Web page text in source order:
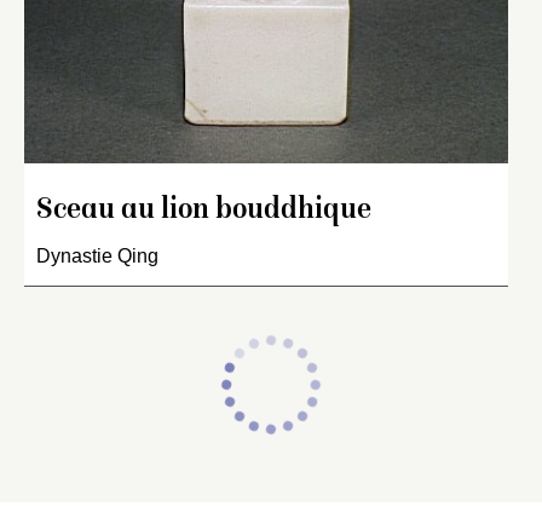
Sceau au lion bouddhique
Dynastie Qing